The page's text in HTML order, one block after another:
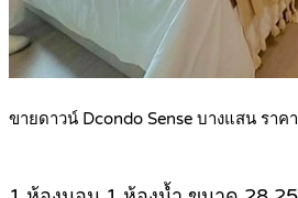
ขายดาวน์ Dcondo Sense บางแสน ราค